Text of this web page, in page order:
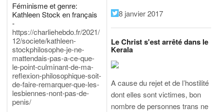
Féminisme et genre:
Kathleen Stock en français
-
https://charliehebdo.fr/2021/
12/societe/kathleen-
stockphilosophe-je-ne-
mattendais-pas-a-ce-que-
le-point-culminant-de-ma-
reflexion-philosophique-soit-
de-faire-remarquer-que-les-
lesbiennes-nont-pas-de-
penis/
8 janvier 2017
Le Christ s'est arrêté dans le
Kerala
A cause du rejet et de l’hostilité
dont elles sont victimes, bon
nombre de personnes trans ne